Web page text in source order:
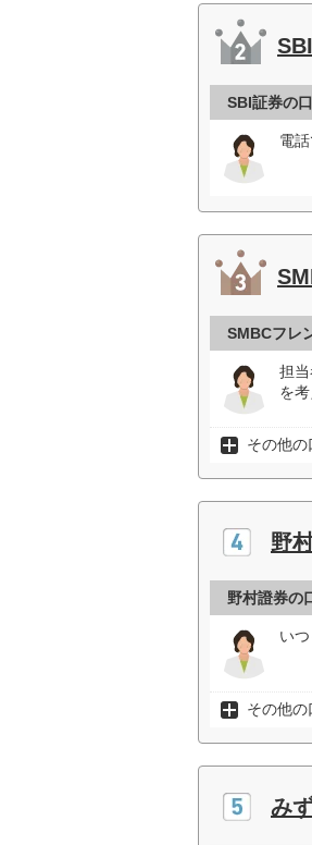
SBI証券の
電
SMBCフレ
担
を
その他の
野
野村證券の
い
その他の
み